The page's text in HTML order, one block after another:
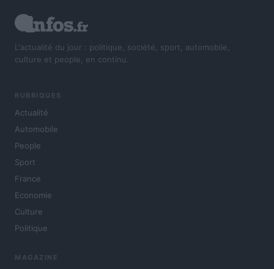
L'actualité du jour : politique, société, sport, automobile,
culture et people, en continu.
RUBRIQUES
Actualité
Automobile
People
Sport
France
Economie
Culture
Politique
MAGAZINE